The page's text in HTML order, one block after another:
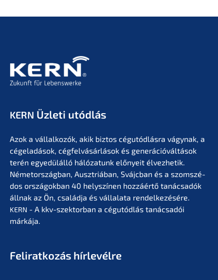
KERN Üzleti utódlás
Azok a vállal­ko­zók, akik biztos cégutód­lás­ra vágynak, a
cégela­dá­sok, cégfel­vá­sár­lá­sok és generá­ció­vál­tá­sok
terén egyedülál­ló hálóza­tunk előny­eit élvez­he­tik.
Németor­szág­ban, Ausztriá­ban, Svájc­ban és a szomszé­
dos orszá­gok­ban 40 helyszí­nen hozzá­értő tanác­sa­dók
állnak az Ön, család­ja és vállala­ta rendel­ke­zé­sé­re.
KERN - A kkv-szektor­ban a cégutód­lás tanác­sa­dói
márkája.
Feliratko­zás hírlevélre